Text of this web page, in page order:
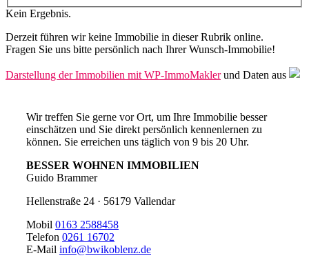
Kein Ergebnis.
Derzeit führen wir keine Immobilie in dieser Rubrik online.
Fragen Sie uns bitte persönlich nach Ihrer Wunsch-Immobilie!
Darstellung der Immobilien mit WP-ImmoMaklerund Daten aus
Wir treffen Sie gerne vor Ort, um Ihre Immobilie besser
einschätzen und Sie direkt persönlich kennenlernen zu
können. Sie erreichen uns täglich von 9 bis 20 Uhr.
BESSER WOHNEN IMMOBILIEN
Guido Brammer
Hellenstraße 24 · 56179 Vallendar
Mobil 0163 2588458
Telefon 0261 16702
E-Mail info@bwikoblenz.de